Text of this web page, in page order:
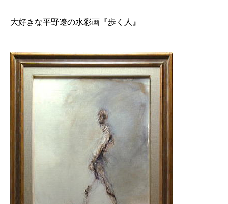
大好きな平野遼の水彩画『歩く人』